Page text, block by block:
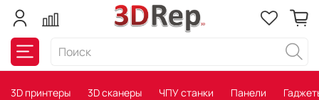
3D принтеры 3D сканеры ЧПУ станки Панели